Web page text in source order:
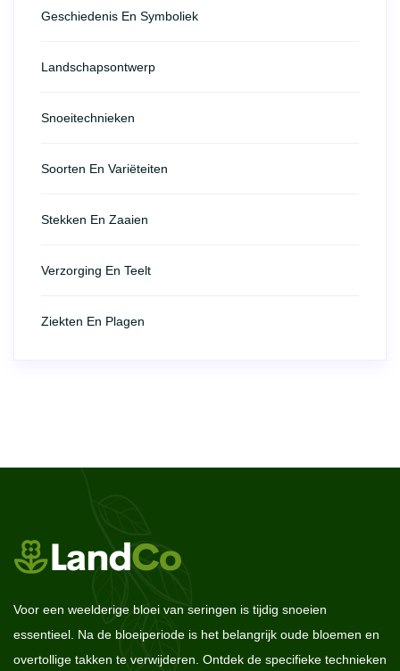
Geschiedenis En Symboliek
Landschapsontwerp
Snoeitechnieken
Soorten En Variëteiten
Stekken En Zaaien
Verzorging En Teelt
Ziekten En Plagen
Voor een weelderige bloei van seringen is tijdig snoeien
essentieel. Na de bloeiperiode is het belangrijk oude bloemen en
overtollige takken te verwijderen. Ontdek de specifieke technieken